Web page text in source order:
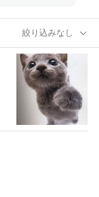
絞り込みなし